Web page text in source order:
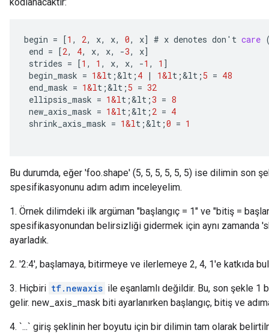
begin = [1 , 2, x, x, 0, x] # x denotes don ' t care
end = [2, 4, x, x, -3, x]
strides = [1 , 1 , x, x, -1 , 1 ]
begin_mask = 1&lt ;&lt ; 4 | 1&lt ;&lt ; 5 = 48
end_mask = 1&lt ;&lt ; 5 = 32
ellipsis_mask = 1&lt ;&lt ;3 = 8
new_axis_mask = 1&lt ;&lt ; 2 = 4
shrink_axis_mask = 1&lt ;&lt ;0 = 1
Bu durumda, eğer 'foo.shape' (5, 5, 5, 5, 5, 5) ise dilimin son
spesifikasyonunu adım adım inceleyelim.
1. Örnek dilimdeki ilk argüman "başlangıç ​​= 1" ve "bitiş =
spesifikasyonundan belirsizliği gidermek için aynı zamanda
ayarladık.
2. '2:4', başlamaya, bitirmeye ve ilerlemeye 2, 4, 1'e katkıda
3. Hiçbiri tf.newaxis ile eşanlamlı değildir. Bu, son şekle 1
gelir. new_axis_mask biti ayarlanırken başlangıç, bitiş ve
4. `...` giriş şeklinin her boyutu için bir dilimin tam olarak